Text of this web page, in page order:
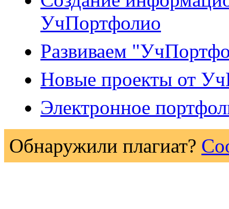
УчПортфолио
Развиваем
Новые проекты от
Электронное
Обнаружили плагиат?